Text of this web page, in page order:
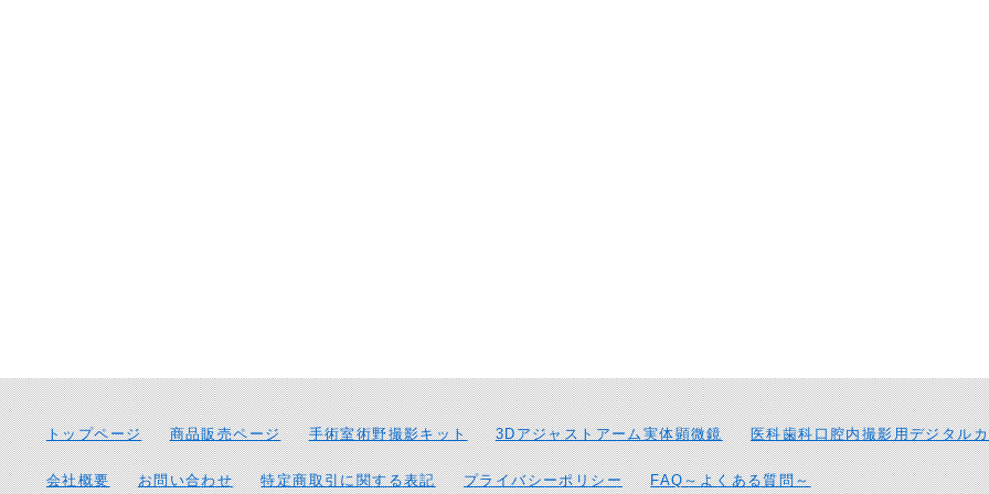
トップページ 商品販売ページ 手術室術野撮影キット 3Dアジャストアーム実体顕微鏡 医科歯科口腔内撮影用デジタル
会社概要 お問い合わせ 特定商取引に関する表記 プライバシーポリシー FAQ～よくある質問～